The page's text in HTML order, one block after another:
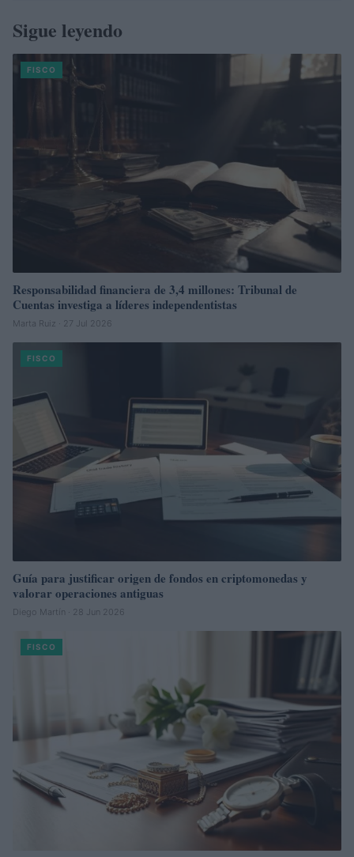
Sigue leyendo
FISCO
Responsabilidad financiera de 3,4 millones: Tribunal de
Cuentas investiga a líderes independentistas
Marta Ruiz · 27 Jul 2026
FISCO
Guía para justificar origen de fondos en criptomonedas y
valorar operaciones antiguas
Diego Martín · 28 Jun 2026
FISCO